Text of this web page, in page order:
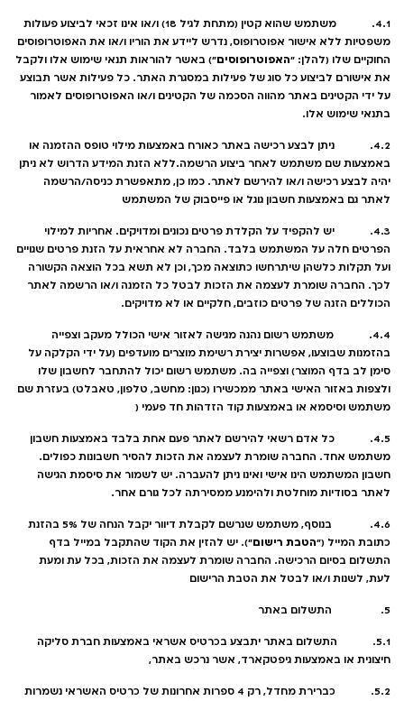
4.1. משתמש שהוא קטין (מתחת לגיל 18) ו/או אינו זכאי לביצוע פעולות
משפטיות ללא אישור אפוטרופוס, נדרש ליידע את הוריו ו/או את האפוטרופוסים
החוקיים שלו (להלן: "האפוטרופוסים") באשר להוראות תנאי שימוש אלו ולקבל
את אישורם לביצוע כל סוג של פעילות במסגרת האתר. כל פעילות אשר תבוצע
על ידי הקטינים באתר מהווה הסכמה של הקטינים ו/או האפוטרופוסים לאמור
בתנאי שימוש אלו.
4.2. ניתן לבצע רכישה באתר כאורח באמצעות מילוי טופס ההזמנה או
באמצעות שם משתמש לאחר ביצוע הרשמה.ללא הזנת המידע הדרוש לא ניתן
יהיה לבצע רכישה ו/או להירשם לאתר. כמו כן, מתאפשרת כניסה/הרשמה
לאתר גם באמצעות חשבון גוגל או פייסבוק של המשתמש
4.3. יש להקפיד על הקלדת פרטים נכונים ומדויקים. אחריות למילוי
הפרטים חלה על המשתמש בלבד. החברה לא אחראית על הזנת פרטים שגויים
ועל תקלות כלשהן שיתרחשו כתוצאה מכך, וכן לא תשא בכל הוצאה הקשורה
לכך. החברה שומרת לעצמה את הזכות לבטל כל הזמנה ו/או הרשמה לאתר
הכוללים הזנה של פרטים כוזבים, חלקיים או לא מדויקים.
4.4. משתמש רשום נהנה מגישה לאזור אישי הכולל מעקב וצפייה
בהזמנות שבוצעו, אפשרות יצירת רשימת מוצרים מועדפים (על ידי הקלקה על
סימן לב בדף המוצר) וצפייה בה. משתמש רשום יכול להתחבר לחשבון שלו
ולצפות באזור האישי באתר ממכשירו (כגון: מחשב, טלפון, טאבלט) בעזרת שם
משתמש וסיסמא או באמצעות קוד הזדהות חד פעמי (
4.5. כל אדם רשאי להירשם לאתר פעם אחת בלבד באמצעות חשבון
משתמש אחד. החברה שומרת לעצמה את הזכות להסיר חשבונות כפולים.
חשבון המשתמש הינו אישי ואינו ניתן להעברה. יש לשמור את סיסמת הגישה
לאתר בסודיות מוחלטת ולהימנע ממסירתה לכל גורם אחר.
4.6. בנוסף, משתמש שנרשם לקבלת דיוור יקבל הנחה של 5% בהזנת
כתובת המייל ("הטבת רישום"). יש להזין את הקוד שהתקבל במייל בדף
התשלום בסיום הרכישה. החברה שומרת לעצמה את הזכות, בכל עת ומעת
לעת, לשנות ו/או לבטל את הטבת הרישום
5. התשלום באתר
5.1. התשלום באתר יתבצע בכרטיס אשראי באמצעות חברת סליקה
חיצונית או באמצעות גיפטקארד, אשר נרכש באתר,
5.2. כברירת מחדל, רק 4 ספרות אחרונות של כרטיס האשראי נשמרות